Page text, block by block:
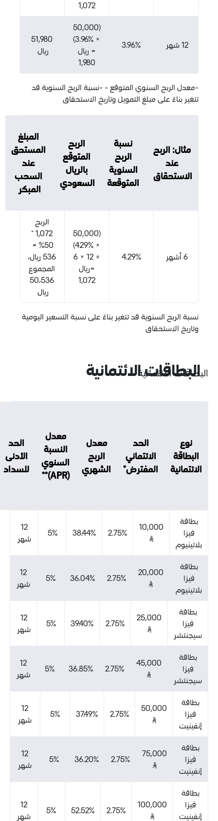
3.96%
= ريال
51,980
ريال
السنوي المتوقع - -نسبة الربح السنوية قد
على مبلغ التمويل وتاريخ الاستحقاق
الربح
السنوية
المتوقعة
الربح
المتوقع
بالريال
السعودي
المستحق
عند
السحب
المبكر
4.29%
÷ 12 × 6
1,072 *
50% =
536 ريال،
المجموع
50،536
السنوية قد تتغير بناءً على نسبة التسعير اليومية
الائتمانية
الحد
الائتماني
المفترض*
معدل
الربح
الشهري
النسبة
السنوي
الحد
الأدنى
للسداد
حتى
سداد
الرصيد
10,000
2.75%
38.44%
شهر
20,000
2.75%
36.04%
5%
شهر
25,000
2.75%
39.40%
شهر
45,000
2.75%
36.85%
شهر
50,000
2.75%
37.49%
شهر
75,000
2.75%
36.20%
5%
شهر
100,000
⃁
2.75%
52.52%
شهر